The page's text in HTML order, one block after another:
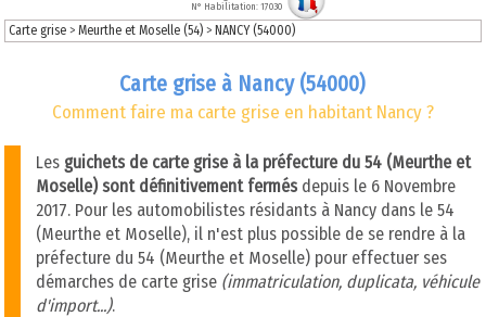
N° Habilitation: 17030
Carte grise >Meurthe et Moselle (54)> NANCY (54000)
Carte grise à Nancy (54000)
Comment faire ma carte grise en habitant Nancy ?
Les guichets de carte grise à la préfecture du 54 (Meurthe et
Moselle) sont définitivement fermésdepuis le 6 Novembre
2017. Pour les automobilistes résidants à Nancy dans le 54
(Meurthe et Moselle), il n'est plus possible de se rendre à la
préfecture du 54 (Meurthe et Moselle) pour effectuer ses
démarches de carte grise (immatriculation, duplicata, véhicule
d'import...).